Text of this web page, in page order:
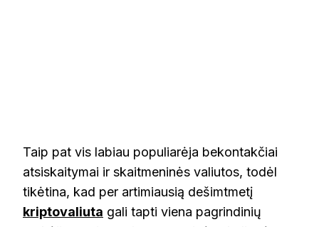
Taip pat vis labiau populiarėja bekontakčiai
atsiskaitymai ir skaitmeninės valiutos, todėl
tikėtina, kad per artimiausią dešimtmetį
kriptovaliuta gali tapti viena pagrindinių